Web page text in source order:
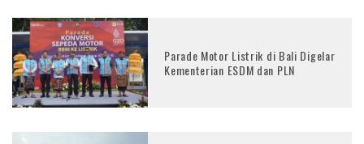
Parade Motor Listrik di Bali Digelar
Kementerian ESDM dan PLN